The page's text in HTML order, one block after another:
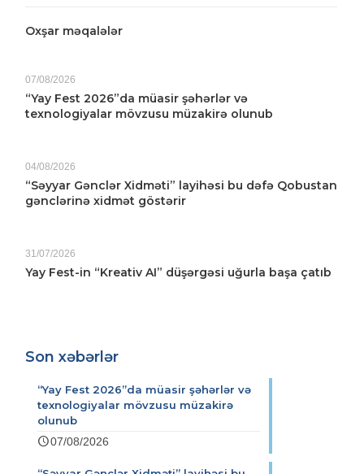
Oxşar məqalələr
07/08/2026
“Yay Fest 2026”da müasir şəhərlər və
texnologiyalar mövzusu müzakirə olunub
04/08/2026
“Səyyar Gənclər Xidməti” layihəsi bu dəfə Qobustan
gənclərinə xidmət göstərir
31/07/2026
Yay Fest-in “Kreativ AI” düşərgəsi uğurla başa çatıb
Son xəbərlər
“Yay Fest 2026”da müasir şəhərlər və
texnologiyalar mövzusu müzakirə
olunub
07/08/2026